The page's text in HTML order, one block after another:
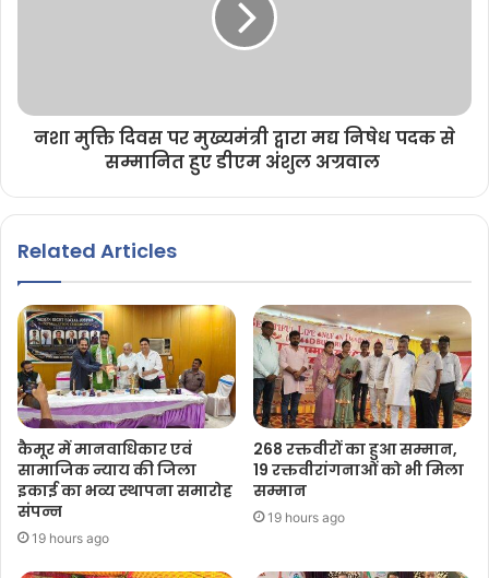
नशा मुक्ति दिवस पर मुख्यमंत्री द्वारा मद्य निषेध पदक से
सम्मानित हुए डीएम अंशुल अग्रवाल
Related Articles
कैमूर में मानवाधिकार एवं
सामाजिक न्याय की जिला
इकाई का भव्य स्थापना समारोह
संपन्न
19 hours ago
268 रक्तवीरों का हुआ सम्मान,
19 रक्तवीरांगनाओं को भी मिला
सम्मान
19 hours ago